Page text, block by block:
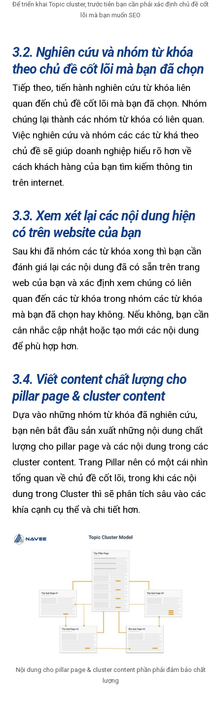
Để triển khai Topic cluster, trước tiên bạn cần phải xác định chủ đề cốt
lõi mà bạn muốn SEO
3.2. Nghiên cứu và nhóm từ khóa
theo chủ đề cốt lõi mà bạn đã chọn
Tiếp theo, tiến hành nghiên cứu từ khóa liên
quan đến chủ đề cốt lõi mà bạn đã chọn. Nhóm
chúng lại thành các nhóm từ khóa có liên quan.
Việc nghiên cứu và nhóm các các từ khá theo
chủ đề sẽ giúp doanh nghiệp hiểu rõ hơn về
cách khách hàng của bạn tìm kiếm thông tin
trên internet.
3.3. Xem xét lại các nội dung hiện
có trên website của bạn
Sau khi đã nhóm các từ khóa xong thì bạn cần
đánh giá lại các nội dung đã có sẵn trên trang
web của bạn và xác định xem chúng có liên
quan đến các từ khóa trong nhóm các từ khóa
mà bạn đã chọn hay không. Nếu không, bạn cần
cân nhắc cập nhật hoặc tạo mới các nội dung
để phù hợp hơn.
3.4. Viết content chất lượng cho
pillar page & cluster content
Dựa vào những nhóm từ khóa đã nghiên cứu,
bạn nên bắt đầu sản xuất những nội dung chất
lượng cho pillar page và các nội dung trong các
cluster content. Trang Pillar nên có một cái nhìn
tổng quan về chủ đề cốt lõi, trong khi các nội
dung trong Cluster thì sẽ phân tích sâu vào các
khía cạnh cụ thể và chi tiết hơn.
Nội dung cho pillar page & cluster content phần phải đảm bảo chất
lượng